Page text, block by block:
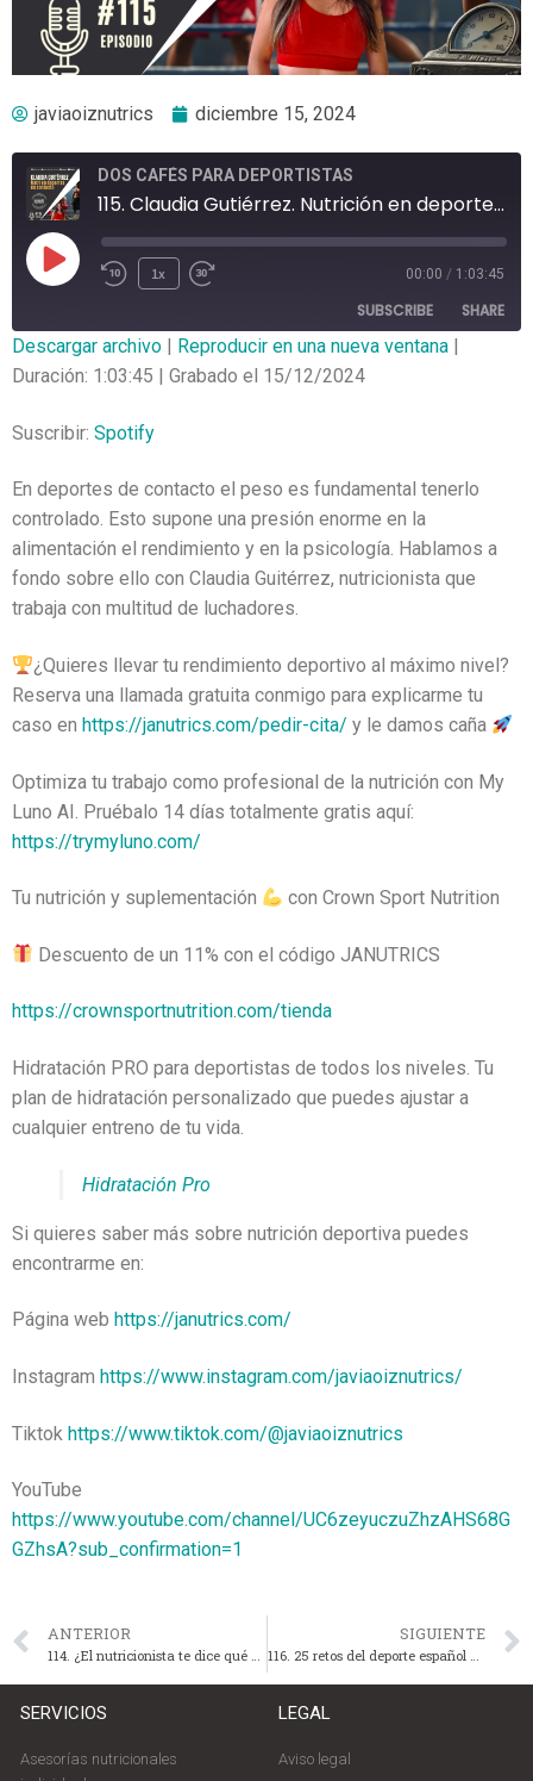
javiaoiznutrics diciembre 15, 2024
DOS CAFÉS PARA DEPORTISTAS
115. Claudia Gutiérrez. Nutrición en deportes de contacto
1x 00:00 / 1:03:45
SUBSCRIBE SHARE
Spotify
RSS FEED
SHARE
LINK
EMBED
Descargar archivo | Reproducir en una nueva ventana |
Duración: 1:03:45 | Grabado el 15/12/2024
Suscribir: Spotify
En deportes de contacto el peso es fundamental tenerlo
controlado. Esto supone una presión enorme en la
alimentación el rendimiento y en la psicología. Hablamos a
fondo sobre ello con Claudia Guitérrez, nutricionista que
trabaja con multitud de luchadores.
¿Quieres llevar tu rendimiento deportivo al máximo nivel?
Reserva una llamada gratuita conmigo para explicarme tu
caso en https://janutrics.com/pedir-cita/ y le damos caña
Optimiza tu trabajo como profesional de la nutrición con My
Luno AI. Pruébalo 14 días totalmente gratis aquí:
https://trymyluno.com/
Tu nutrición y suplementación con Crown Sport Nutrition
Descuento de un 11% con el código JANUTRICS
https://crownsportnutrition.com/tienda
Hidratación PRO para deportistas de todos los niveles. Tu
plan de hidratación personalizado que puedes ajustar a
cualquier entreno de tu vida.
Hidratación Pro
Si quieres saber más sobre nutrición deportiva puedes
encontrarme en:
Página web https://janutrics.com/
Instagram https://www.instagram.com/javiaoiznutrics/
Tiktok https://www.tiktok.com/@javiaoiznutrics
YouTube
https://www.youtube.com/channel/UC6zeyuczuZhzAHS68G
GZhsA?sub_confirmation=1
ANTERIOR SIGUIENTE
SERVICIOS
Asesorías nutricionales
LEGAL
Aviso legal